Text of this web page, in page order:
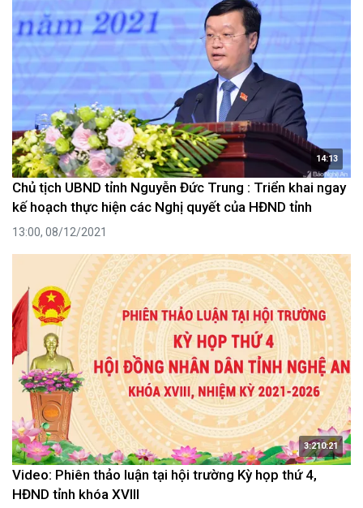
14:13
Chủ tịch UBND tỉnh Nguyễn Đức Trung : Triển khai ngay
kế hoạch thực hiện các Nghị quyết của HĐND tỉnh
13:00, 08/12/2021
3:210:21
Video: Phiên thảo luận tại hội trường Kỳ họp thứ 4,
HĐND tỉnh khóa XVIII